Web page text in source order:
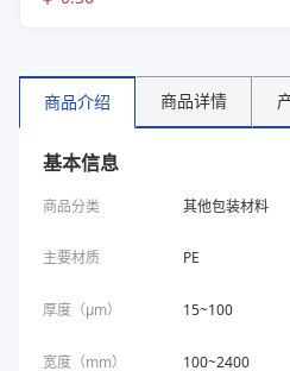
商品介绍 商品详情
基本信息
商品分类 其他包装材料
主要材质 PE
厚度（μm） 15~100
宽度（mm） 100~2400